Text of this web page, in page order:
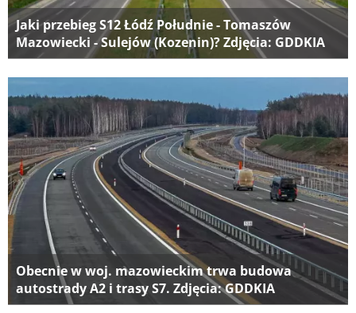
Jaki przebieg S12 Łódź Południe - Tomaszów
Mazowiecki - Sulejów (Kozenin)? Zdjęcia: GDDKIA
Obecnie w woj. mazowieckim trwa budowa
autostrady A2 i trasy S7. Zdjęcia: GDDKIA